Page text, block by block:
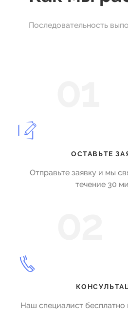
Последовательность
ОСТАВЬТЕ
Отправьте заявку и мы
течение 30
Наш специалист бесплатно